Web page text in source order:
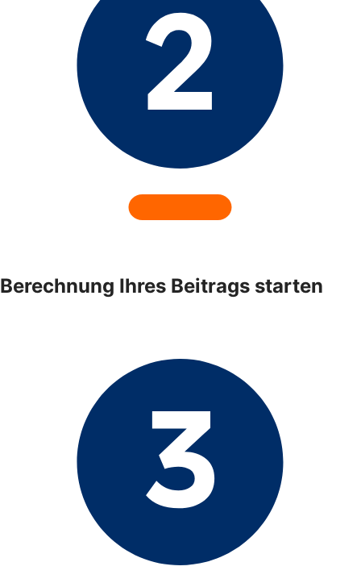
Berechnung Ihres Beitrags starten